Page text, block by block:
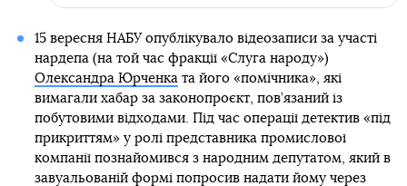
15 вересня НАБУ опублікувало відеозаписи за участі
нардепа (на той час фракції «Слуга народу»)
Олександра Юрченка та його «помічника», які
вимагали хабар за законопроєкт, пов’язаний із
побутовими відходами. Під час операції детектив «під
прикриттям» у ролі представника промислової
компанії познайомився з народним депутатом, який в
завуальованій формі попросив надати йому через